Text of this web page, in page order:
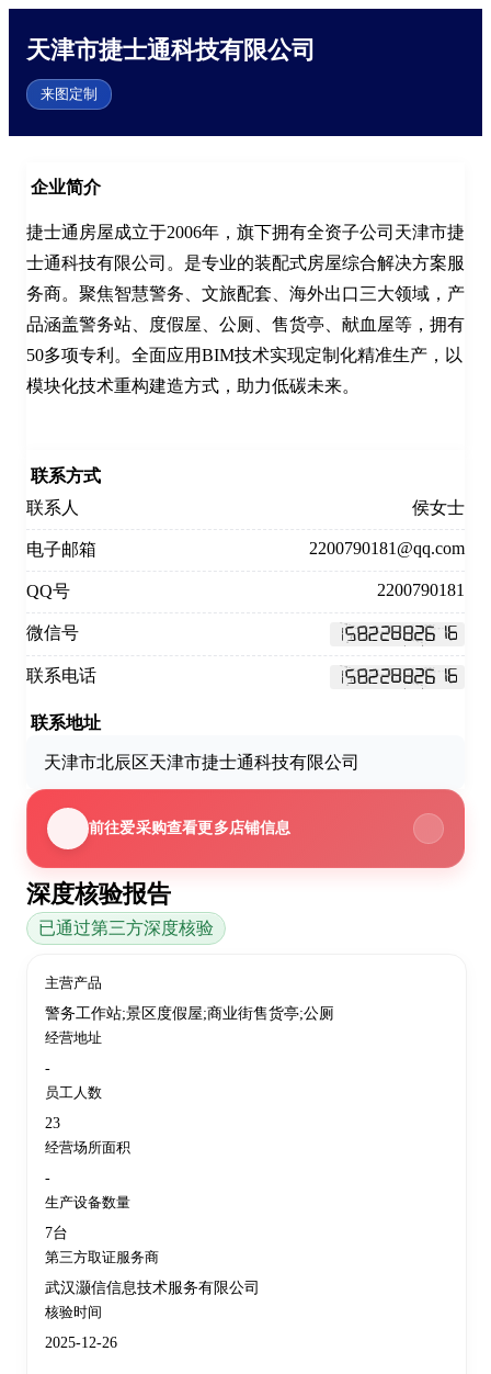
天津市捷士通科技有限公司
来图定制
深度核验报告
已通过第三方深度核验
主营产品
警务工作站;景区度假屋;商业街售货亭;公厕
经营地址
-
员工人数
23
经营场所面积
-
生产设备数量
7台
第三方取证服务商
武汉灏信信息技术服务有限公司
核验时间
2025-12-26
企业简介
捷士通房屋成立于2006年，旗下拥有全资子公司天津市捷
士通科技有限公司。是专业的装配式房屋综合解决方案服
务商。聚焦智慧警务、文旅配套、海外出口三大领域，产
品涵盖警务站、度假屋、公厕、售货亭、献血屋等，拥有
50多项专利。全面应用BIM技术实现定制化精准生产，以
模块化技术重构建造方式，助力低碳未来。
联系方式
联系人
侯女士
电子邮箱 2200790181@qq.com
QQ号 2200790181
微信号
联系电话
联系地址
天津市北辰区天津市捷士通科技有限公司
前往爱采购查看更多店铺信息